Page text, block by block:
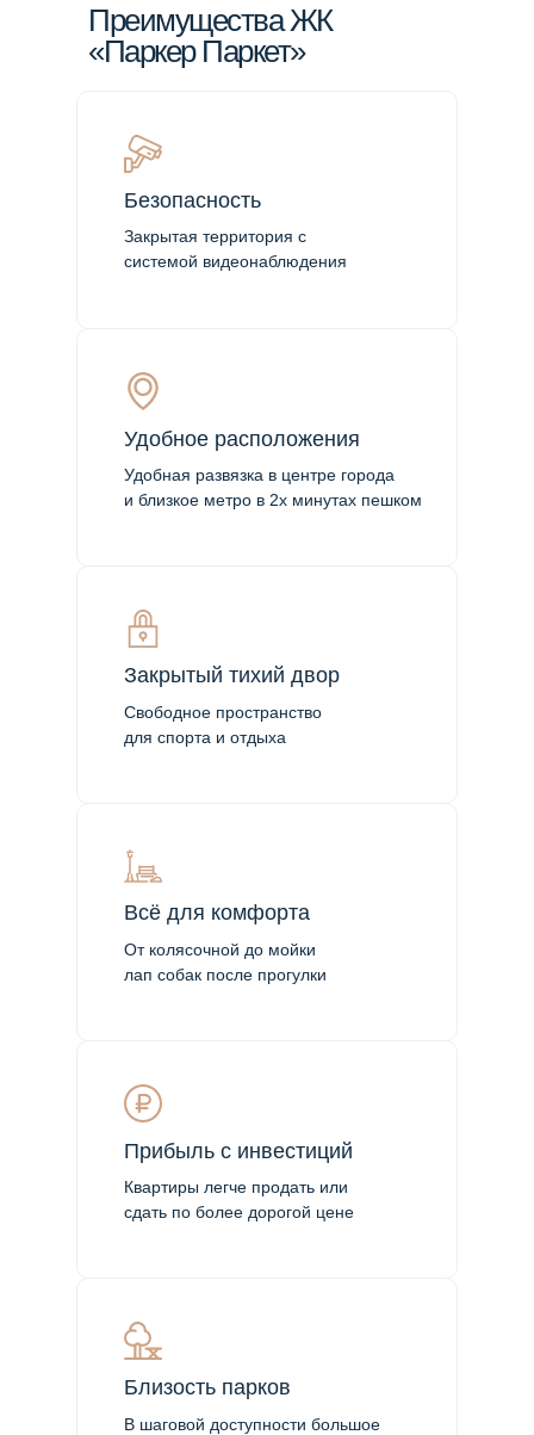
Преимущества ЖК
«Паркер Паркет»
Удобная развязка в центре города
и близкое метро в 2х минутах пешком
Удобное расположения
Квартиры легче продать или
сдать по более дорогой цене
Прибыль с инвестиций
В шаговой доступности большое
Близость парков
Закрытая территория с
системой видеонаблюдения
Безопасность
От колясочной до мойки
лап собак после прогулки
Всё для комфорта
Свободное пространство
для спорта и отдыха
Закрытый тихий двор